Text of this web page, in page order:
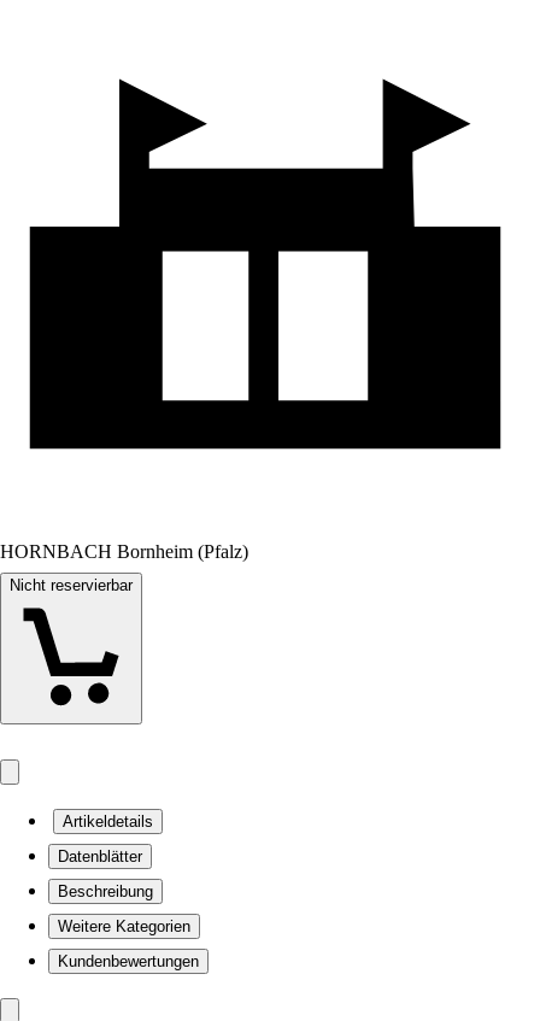
HORNBACH Bornheim (Pfalz)
Nicht reservierbar
Artikeldetails
Datenblätter
Beschreibung
Weitere Kategorien
Kundenbewertungen